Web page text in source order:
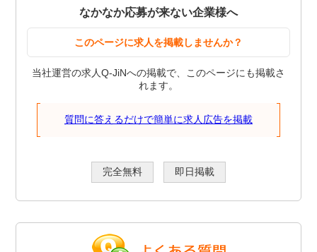
なかなか応募が来ない企業様へ
このページに求人を掲載しませんか？
当社運営の求人Q-JiNへの掲載で、このページにも掲載さ
れます。
質問に答えるだけで簡単に求人広告を掲載
完全無料 即日掲載